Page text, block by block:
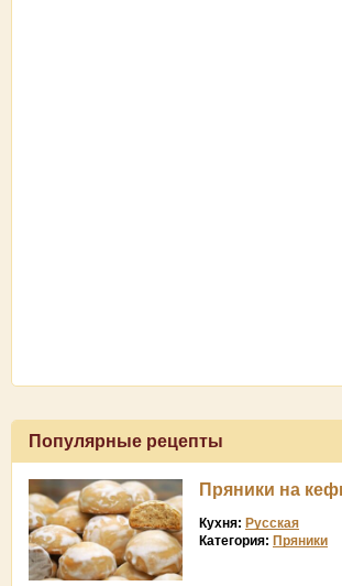
Популярные рецепты
Пряники на
Кухня: Русская
Категория: Пряники